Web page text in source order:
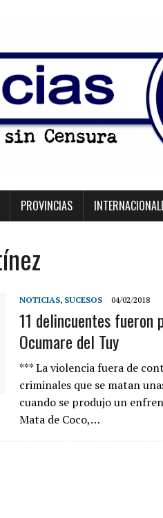
PROVINCIAS
NOTICIAS, SUCESOS 04/02/2018
11 delincuentes fueron
Ocumare del Tuy
*** La violencia fuera de
criminales que se matan
cuando se produjo un
Mata de Coco,…